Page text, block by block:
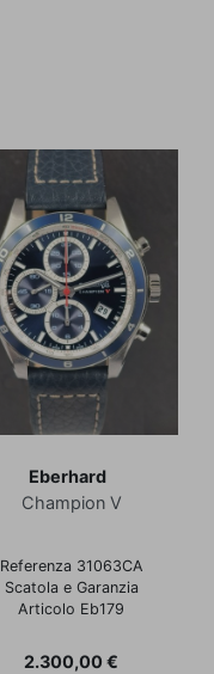
Eberhard
Champion V
Referenza 31063CA
Scatola e Garanzia
Articolo Eb179
Prezzo
2.300,00 €